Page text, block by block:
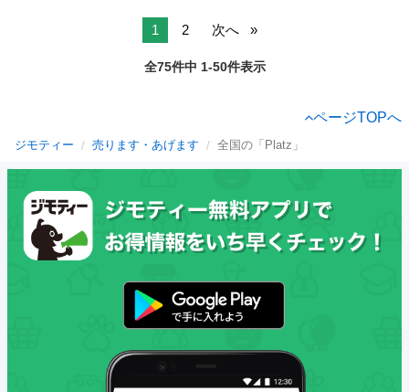
1 2 次へ
全75件中 1-50件表示
ページTOPへ
ジモティー 売ります・あげます 全国の「Platz」